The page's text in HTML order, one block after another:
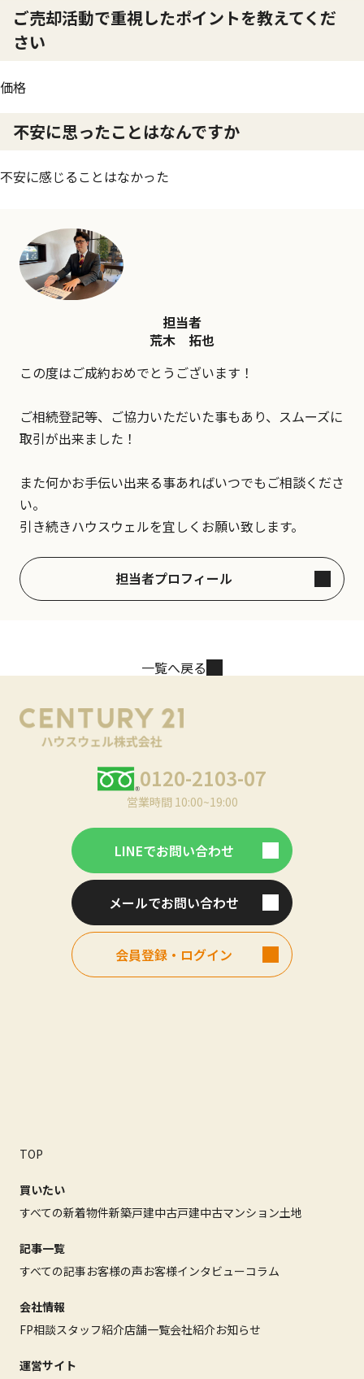
ご売却活動で重視したポイントを教えてくだ
さい
価格
不安に思ったことはなんですか
不安に感じることはなかった
担当者
荒木 拓也
この度はご成約おめでとうございます！
ご相続登記等、ご協力いただいた事もあり、スムーズに
取引が出来ました！
また何かお手伝い出来る事あればいつでもご相談くださ
い。
引き続きハウスウェルを宜しくお願い致します。
担当者プロフィール
一覧へ戻る
0120-2103-07
営業時間 10:00~19:00
LINEでお問い合わせ
メールでお問い合わせ
会員登録・ログイン
TOP
買いたい
すべての新着物件新築戸建中古戸建中古マンション土地
記事一覧
すべての記事お客様の声お客様インタビューコラム
会社情報
FP相談スタッフ紹介店舗一覧会社紹介お知らせ
運営サイト